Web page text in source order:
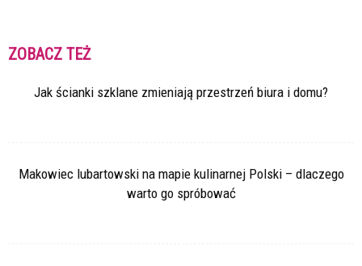
ZOBACZ TEŻ
Jak ścianki szklane zmieniają przestrzeń biura i domu?
Makowiec lubartowski na mapie kulinarnej Polski – dlaczego
warto go spróbować